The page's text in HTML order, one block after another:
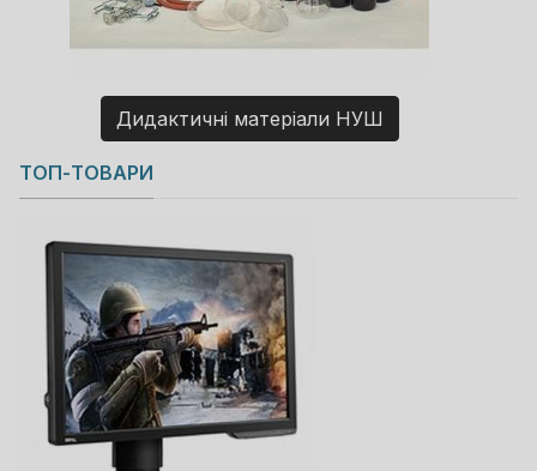
Дидактичні матеріали НУШ
Copyright MAXXmarketing GmbH
JoomShopping Download & Support
ТОП-ТОВАРИ